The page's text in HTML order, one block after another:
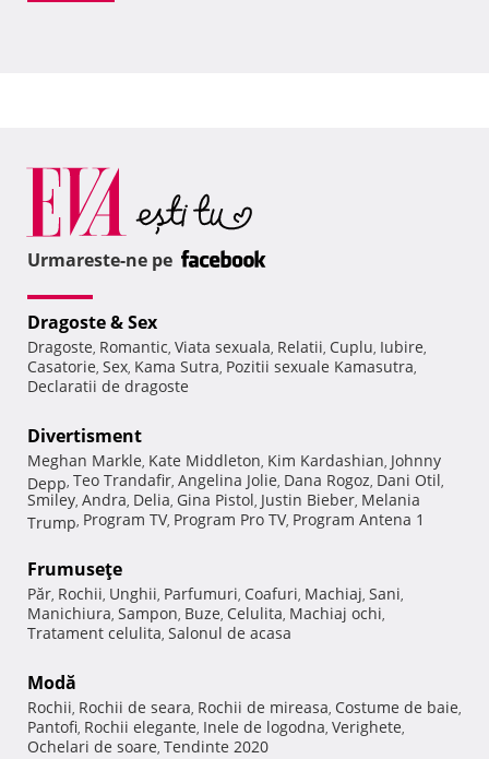
Urmareste-ne pe
Dragoste & Sex
Dragoste, Romantic, Viata sexuala, Relatii, Cuplu, Iubire,
Casatorie, Sex, Kama Sutra, Pozitii sexuale Kamasutra,
Declaratii de dragoste
Divertisment
Meghan Markle, Kate Middleton, Kim Kardashian, Johnny
Depp, Teo Trandafir, Angelina Jolie, Dana Rogoz, Dani Otil,
Smiley, Andra, Delia, Gina Pistol, Justin Bieber, Melania
Trump, Program TV, Program Pro TV, Program Antena 1
Frumuseţe
Păr, Rochii, Unghii, Parfumuri, Coafuri, Machiaj, Sani,
Manichiura, Sampon, Buze, Celulita, Machiaj ochi,
Tratament celulita, Salonul de acasa
Modă
Rochii, Rochii de seara, Rochii de mireasa, Costume de baie,
Pantofi, Rochii elegante, Inele de logodna, Verighete,
Ochelari de soare, Tendinte 2020